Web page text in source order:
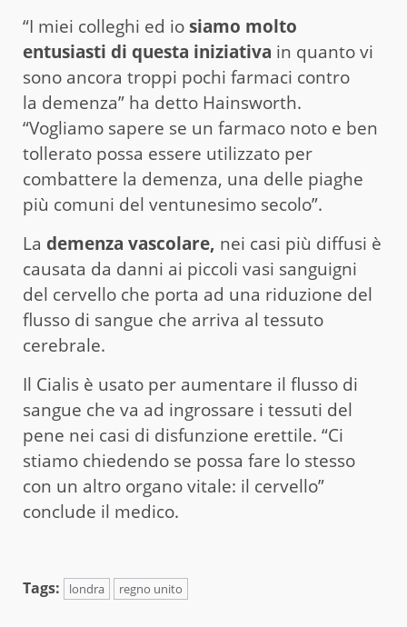
“I miei colleghi ed io siamo molto
entusiasti di questa iniziativa in quanto vi
sono ancora troppi pochi farmaci contro
la demenza” ha detto Hainsworth.
“Vogliamo sapere se un farmaco noto e ben
tollerato possa essere utilizzato per
combattere la demenza, una delle piaghe
più comuni del ventunesimo secolo”.
La demenza vascolare, nei casi più diffusi è
causata da danni ai piccoli vasi sanguigni
del cervello che porta ad una riduzione del
flusso di sangue che arriva al tessuto
cerebrale.
Il Cialis è usato per aumentare il flusso di
sangue che va ad ingrossare i tessuti del
pene nei casi di disfunzione erettile. “Ci
stiamo chiedendo se possa fare lo stesso
con un altro organo vitale: il cervello”
conclude il medico.
Tags: londra regno unito